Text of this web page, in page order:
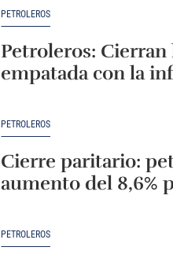
PETROLEROS
Petroleros: Cierran
empatada con la
PETROLEROS
Cierre paritario:
aumento del 8,6%
PETROLEROS